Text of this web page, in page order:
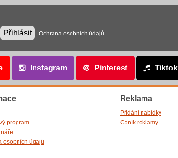
Přihlásit
Ochrana osobních údajů
Instagram Pinterest Tiktok
program
osobních údajů
Reklama
Přidání nabídky
Ceník reklamy